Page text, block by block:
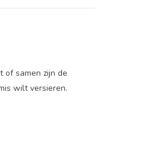
of samen zijn de
wilt versieren.